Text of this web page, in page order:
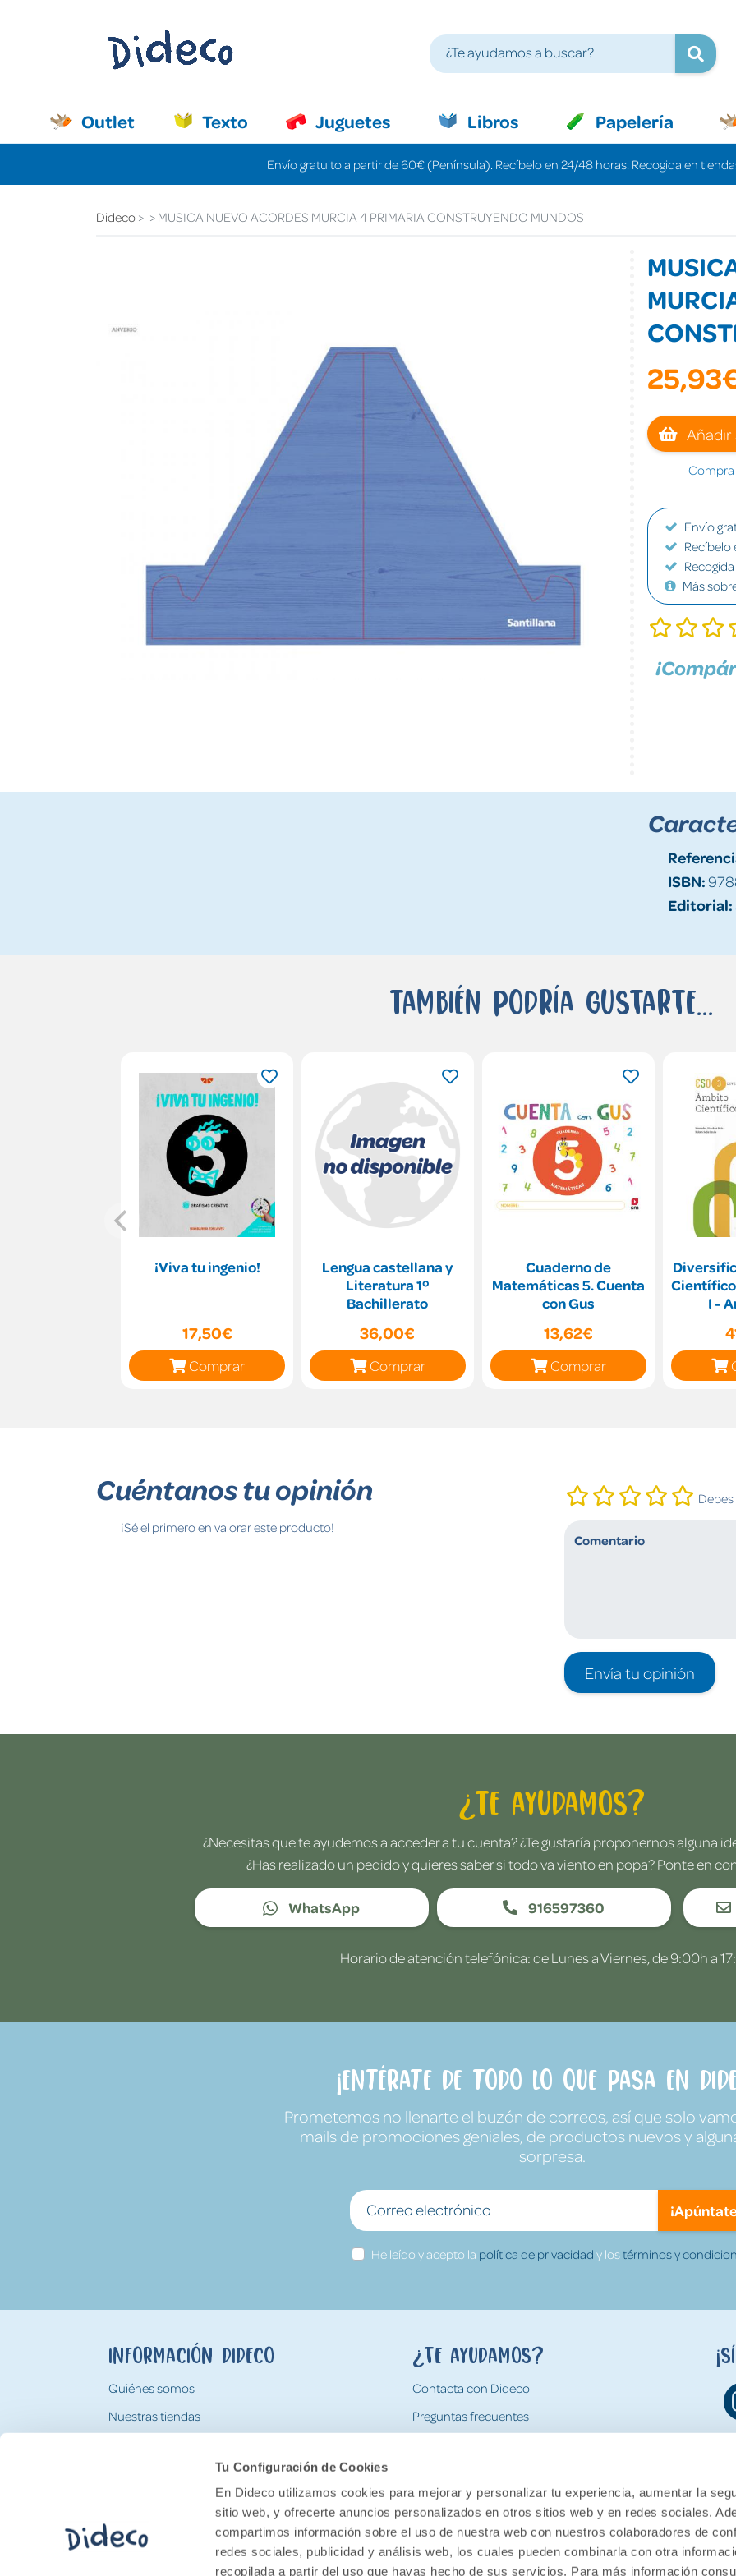
Tu Configuración de Cookies
En Dideco utilizamos cookies para mejorar y personalizar tu experiencia, aumentar la
sitio web, y ofrecerte anuncios personalizados en otros sitios web y en redes sociales.
compartimos información sobre el uso de nuestra web con nuestros colaboradores de
redes sociales, publicidad y análisis web, los cuales pueden combinarla con otra
recopilada a partir del uso que hayas hecho de sus servicios. Para más información
Outlet Texto Juguetes Libros Papelería
Envío gratuito a partir de 60€ (Península). Recíbelo en 24/48 horas. Recogida en
Dideco MUSICA NUEVO ACORDES MURCIA 4 PRIMARIA CONSTRUYENDO MUNDOS
Añadir
Compra
Envío
Recíbelo
Más
ISBN:
Editorial:
También podría gustarte...
¡Viva tu ingenio!
17,50€
Comprar
Lengua castellana y
Literatura 1º
Bachillerato
36,00€
Comprar
Cuaderno de
Matemáticas 5. Cuenta
con Gus
13,62€
Comprar
I -
Cuéntanos tu opinión
¡Sé el primero en valorar este producto!
Envía tu opinión
¿Te ayudamos?
¿Necesitas que te ayudemos a acceder a tu cuenta? ¿Te gustaría proponernos alguna
¿Has realizado un pedido y quieres saber si todo va viento en popa? Ponte en
WhatsApp 916597360
Horario de atención telefónica: de Lunes a Viernes, de 9:00h a
¡Entérate de todo lo que pasa en
Prometemos no llenarte el buzón de correos, así que solo
mails de promociones geniales, de productos nuevos y
sorpresa.
He leído y acepto la política de privacidad y lostérminos y
Información Dideco
Quiénes somos
Nuestras tiendas
Tarjeta Regalo Dideco
¿Te ayudamos?
Contacta con Dideco
Preguntas frecuentes
Devoluciones